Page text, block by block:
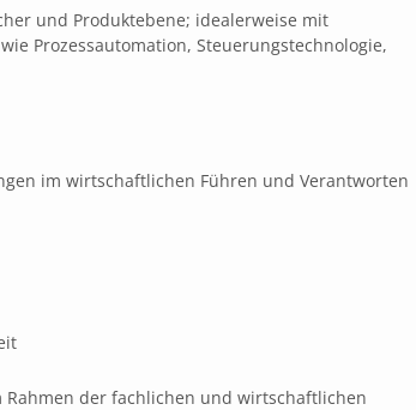
und Produktebene; idealerweise mit
Prozessautomation, Steuerungstechnologie,
im wirtschaftlichen Führen und Verantworten
der fachlichen und wirtschaftlichen